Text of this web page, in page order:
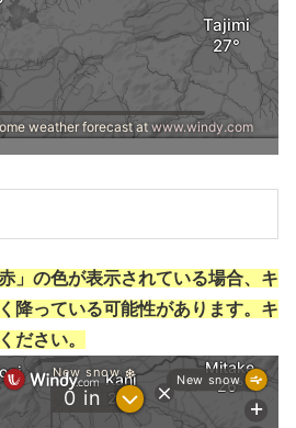
赤」の色が表示されている場合、キ
降っている可能性があります。キ
ださい。